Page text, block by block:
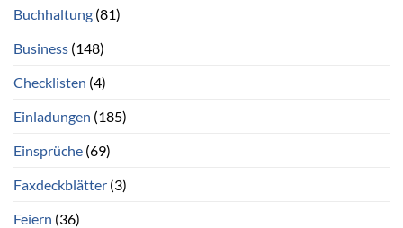
Buchhaltung (81)
Business (148)
Checklisten (4)
Einladungen (185)
Einsprüche (69)
Faxdeckblätter (3)
Feiern (36)